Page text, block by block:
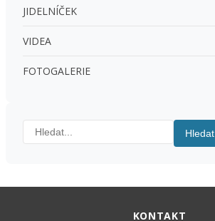
JIDELNÍČEK
VIDEA
FOTOGALERIE
Hledat: Hledat
KONTAKT